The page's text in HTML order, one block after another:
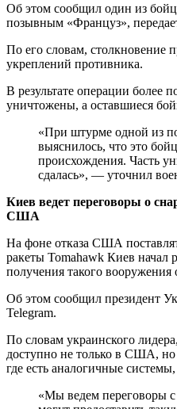
Об этом сообщил один из
позывным «Француз»,
По его словам, столкновение
укреплений противника.
В результате операции более
уничтожены, а оставшиеся
«При штурме одной из
выяснилось, что это
происхождения. Часть
сдалась», — уточнил
Киев ведет переговоры о
США
На фоне отказа США
ракеты Tomahawk Киев начал
получения такого вооружения
Об этом сообщил президент
Telegram.
По словам украинского
доступно не только в США, но
где есть аналогичные
«Мы ведем переговоры с